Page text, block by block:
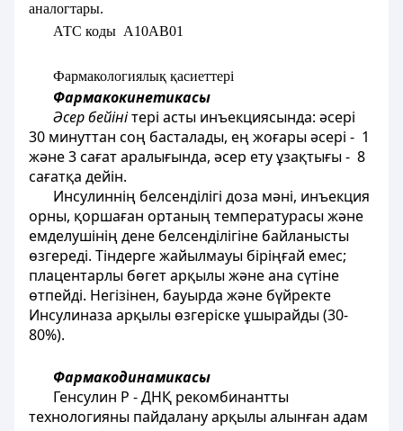
аналогтары.
АТС коды А10АВ01
Фармакологиялық қасиеттері
Фармакокинетикасы
Әсер бейінітері асты инъекциясында: әсері
30 минуттан соң басталады, ең жоғары әсері - 1
және 3 сағат аралығында, әсер ету ұзақтығы - 8
сағатқа дейін.
Инсулиннің белсенділігі доза мәні, инъекция
орны, қоршаған ортаның температурасы және
емделушінің дене белсенділігіне байланысты
өзгереді. Тіндерге жайылмауы біріңғай емес;
плацентарлы бөгет арқылы және ана сүтіне
өтпейді. Негізінен, бауырда және бүйректе
Инсулиназа арқылы өзгеріске ұшырайды (30-
80%).
Фармакодинамикасы
Генсулин Р - ДНҚ рекомбинантты
технологияны пайдалану арқылы алынған адам